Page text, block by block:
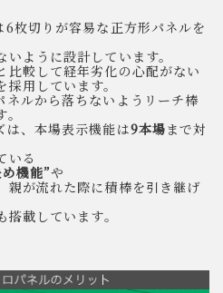
6枚切りが容易な正方形パネルを
ように設計しています。
比較して経年劣化の心配がない
用しています。
ネルから落ちないようリーチ棒
は、本場表示機能は9本場まで対
いる
機能”や
親が流れた際に積棒を引き継げ
搭載しています。